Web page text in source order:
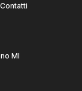
Contatti
MI